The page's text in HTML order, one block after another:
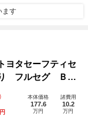
ます
タセーフティセ
フルセグ Ｂｌ
ト ステアリング
ートキー
本体価格
177.6
万円
諸費用
10.2
万円